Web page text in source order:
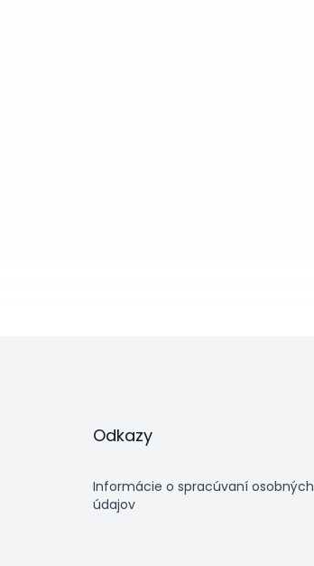
Odkazy
Informácie o spracúvaní osobných
údajov